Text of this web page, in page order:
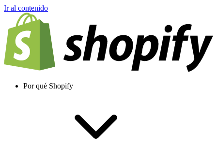
Ir al contenido
Por qué Shopify